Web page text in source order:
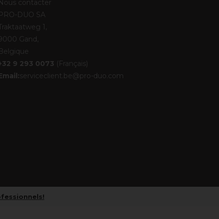
contacter
DUO SA
1,
Gand,
9 293 0073 (Français)
serviceclient.be@pro-duo.com